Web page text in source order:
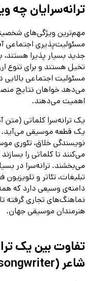
ترانه‌سرایان چه
مهم‌ترین ویژگی‌های
مسئولیت‌پذیری اجتماعی
جدید بسیار پذیرا هستند،
تخیل هستند و برای تنوع
مسئولیت اجتماعی
می‌دهد خواهان نتایج
اهمیت می‌دهند.
یک ترانه‌سرا کلماتی
یک قطعه موسیقی می‌آید.
نویسندگی خلاق، تئوری
می‌کنند تا کلماتی را
می‌بخشند. ترانه‌سرا در
تبلیغات، تئاتر و
دامنه‌ی وسیعی دارد که
نماهنگ‌های تجاری گرفته
هنرمندان موسیقی جهان.
شاعر (songwriter) و آهنگساز چیست؟